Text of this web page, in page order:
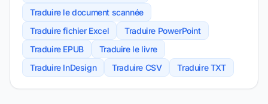
Traduire le document scannée
Traduire fichier Excel
Traduire PowerPoint
Traduire EPUB
Traduire le livre
Traduire InDesign
Traduire CSV Traduire TXT